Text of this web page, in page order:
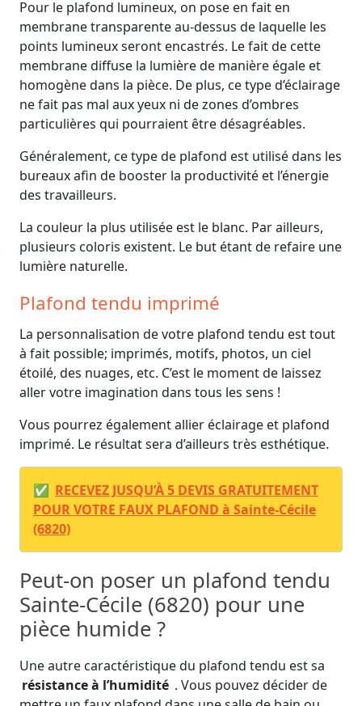
Pour le plafond lumineux, on pose en fait en
membrane transparente au-dessus de laquelle les
points lumineux seront encastrés. Le fait de cette
membrane diffuse la lumière de manière égale et
homogène dans la pièce. De plus, ce type d’éclairage
ne fait pas mal aux yeux ni de zones d’ombres
particulières qui pourraient être désagréables.
Généralement, ce type de plafond est utilisé dans les
bureaux afin de booster la productivité et l’énergie
des travailleurs.
La couleur la plus utilisée est le blanc. Par ailleurs,
plusieurs coloris existent. Le but étant de refaire une
lumière naturelle.
Plafond tendu imprimé
La personnalisation de votre plafond tendu est tout
à fait possible; imprimés, motifs, photos, un ciel
étoilé, des nuages, etc. C’est le moment de laissez
aller votre imagination dans tous les sens !
Vous pourrez également allier éclairage et plafond
imprimé. Le résultat sera d’ailleurs très esthétique.
✅ RECEVEZ JUSQU’À 5 DEVIS GRATUITEMENT
POUR VOTRE FAUX PLAFOND à Sainte-Cécile
(6820)
Peut-on poser un plafond tendu
Sainte-Cécile (6820) pour une
pièce humide ?
Une autre caractéristique du plafond tendu est sa
résistance à l’humidité . Vous pouvez décider de